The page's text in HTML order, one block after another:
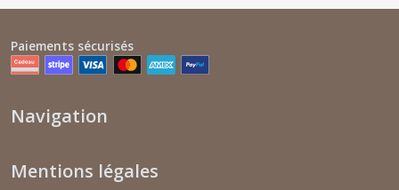
Paiements sécurisés
Navigation
Mentions légales